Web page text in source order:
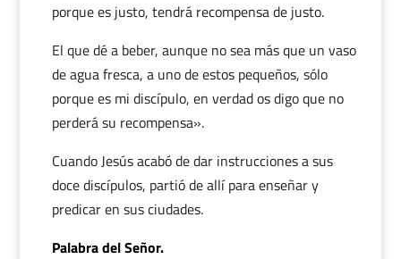
porque es justo, tendrá recompensa de justo.
El que dé a beber, aunque no sea más que un vaso
de agua fresca, a uno de estos pequeños, sólo
porque es mi discípulo, en verdad os digo que no
perderá su recompensa».
Cuando Jesús acabó de dar instrucciones a sus
doce discípulos, partió de allí para enseñar y
predicar en sus ciudades.
Palabra del Señor.